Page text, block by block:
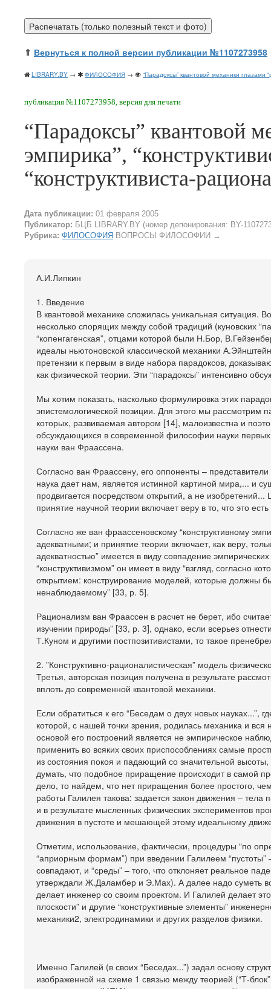
⇑ Вернуться к полной версии публикации №1107273958
LIBRARY.BY → ФИЛОСОФИЯ → “Парадоксы” квантовой механики глазами
публикация №1107273958, версия для печати
“Парадоксы” квантовой
эмпирика”,
“конструктивиста-
Дата публикации: 01 февраля 2005
Публикатор: БЦБ LIBRARY.BY (номер депонирования: BY-
Рубрика: ФИЛОСОФИЯ ВОПРОСЫ ФИЛОСОФИИ →
А.И.Липкин
1. Введение
В квантовой механике сложилась уникальная ситуация.
несколько спорящих между собой традиций (куновских
“копенгагенская”, отцами которой были Н.Бор,
идеалы ньютоновской классической механики
претензии к первым в виде набора парадоксов,
как физической теории. Эти “парадоксы” интенсивно
Мы хотим показать, насколько формулировка этих
эпистемологической позиции. Для этого мы рассмотрим
которых, развиваемая автором [14], малоизвестна и
обсуждающихся в современной философии науки
науки ван Фраассена.
Согласно ван Фраассену, его оппоненты –
наука дает нам, является истинной картиной мира,... и
продвигается посредством открытий, а не
принятие научной теории включает веру в то, что это
Согласно же ван фраассеновскому “конструктивному
адекватными; и принятие теории включает, как веру,
адекватностью” имеется в виду совпадение
“конструктивизмом” он имеет в виду “взгляд, согласно
открытием: конструирование моделей, которые должны
ненаблюдаемому” [33, р. 5].
Рационализм ван Фраассен в расчет не берет, ибо
изучении природы” [33, р. 3], однако, если всерьез
Т.Куном и другими постпозитивистами, то такое
2. ”Конструктивно-рационалистическая” модель
Третья, авторская позиция получена в результате
вплоть до современной квантовой механики.
Если обратиться к его “Беседам о двух новых
которой, с нашей точки зрения, родилась механика и
основой его построений является не эмпирическое
применить во всяких своих приспособлениях самые
из состояния покоя и падающий со значительной
думать, что подобное приращение происходит в самой
дело, то найдем, что нет приращения более простого,
работы Галилея такова: задается закон движения –
и в результате мысленных физических экспериментов
движения в пустоте и мешающей этому идеальному
Отметим, использование, фактически, процедуры “по
“априорным формам”) при введении Галилеем
совпадают, и “среды” – того, что отклоняет реальное
утверждали Ж.Даламбер и Э.Мах). А далее надо суметь
делает инженер со своим проектом. И Галилей делает
плоскости” и другие “конструктивные элементы”
механики2, электродинамики и других разделов физики.
Именно Галилей (в своих “Беседах...”) задал основу
изображенной на схеме 1 связью между теорией (“Т-